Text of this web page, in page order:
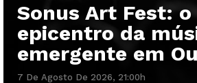
Sonus Art Fest: o
epicentro da
emergente em
7 De Agosto De 2026, 21:00h